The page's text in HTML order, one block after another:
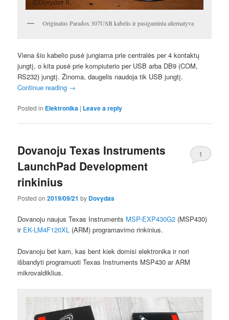
Originalus Paradox 307USB kabelis ir pasigaminta alternatyva
Viena šio kabelio pusė jungiama prie centralės per 4 kontaktų
jungtį, o kita pusė prie kompiuterio per USB arba DB9 (COM,
RS232) jungtį. Žinoma, daugelis naudoja tik USB jungtį.
Continue reading →
Posted in Elektronika | Leave a reply
Dovanoju Texas Instruments
LaunchPad Development
rinkinius
Posted on2019/09/21 by Dovydas
1
Dovanoju naujus Texas Instruments MSP-EXP430G2 (MSP430)
ir EK-LM4F120XL (ARM) programavimo rinkinius.
Dovanoju bet kam, kas bent kiek domisi elektronika ir nori
išbandyti programuoti Texas Instruments MSP430 ar ARM
mikrovaldiklius.